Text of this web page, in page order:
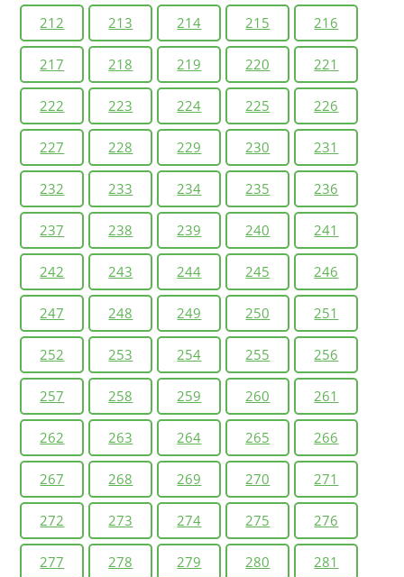
212 213 214 215 216
217 218 219 220 221
222 223 224 225 226
227 228 229 230 231
232 233 234 235 236
237 238 239 240 241
242 243 244 245 246
247 248 249 250 251
252 253 254 255 256
257 258 259 260 261
262 263 264 265 266
267 268 269 270 271
272 273 274 275 276
277 278 279 280 281